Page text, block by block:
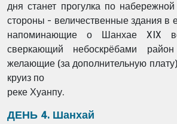
днястанет прогулка по
стороны - величественные здания в
напоминающие о Шанхае XIX
сверкающий небоскрёбами
желающие (за дополнительную
круиз по
реке Хуанпу.
ДЕНЬ 4. Шанхай